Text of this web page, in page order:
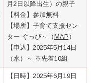
月2日以降出生）の親子
【料金】参加無料
【場所】子育て支援セン
ター ぐっぴ～（MAP ）
【申込】2025年5月14日
（水）～ ※先着10組
【日時】2025年6月19日